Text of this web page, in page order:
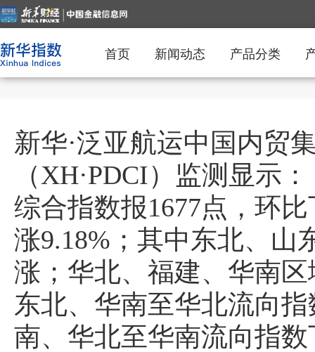
首页 新闻动态 产品分类
新华·泛亚航运中国内贸
（XH·PDCI）监测显示
综合指数报1677点，环
涨9.18%；其中东北、山
涨；华北、福建、华南
东北、华南至华北流向
南、华北至华南流向指